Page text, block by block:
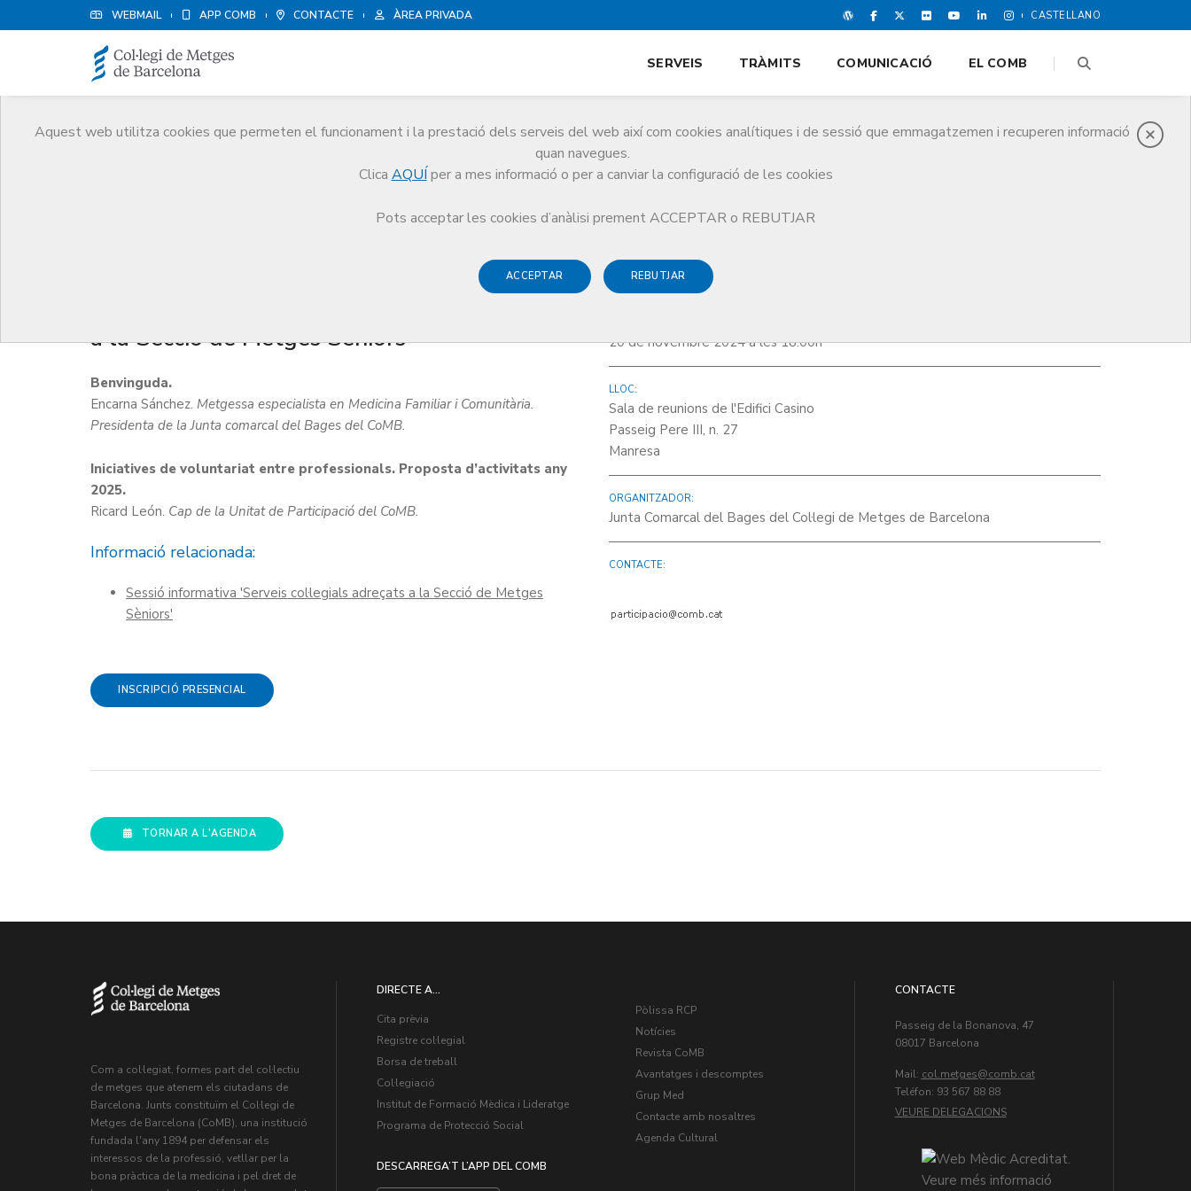
WEBMAIL APP COMB CONTACTE ÀREA PRIVADA CASTELLANO
Aquest web utilitza cookies que permeten el funcionament i la prestació dels serveis del web així com cookies analítiques i de sessió que emmagatzemen i recuperen informació
quan navegues.
Clica AQUÍ per a mes informació o per a canviar la configuració de les cookies
Pots acceptar les cookies d’anàlisi prement ACCEPTAR o REBUTJAR
ACCEPTAR REBUTJAR
SERVEIS TRÀMITS COMUNICACIÓ EL COMB
Sessió informativa 'Serveis col·legials adreçats a la Secció de Metges Sèniors'
a la Secció de Metges Sèniors'
Benvinguda.
Encarna Sánchez. Metgessa especialista en Medicina Familiar i Comunitària.
Presidenta de la Junta comarcal del Bages del CoMB.
Iniciatives de voluntariat entre professionals. Proposta d’activitats any
2025.
Ricard León. Cap de la Unitat de Participació del CoMB.
Informació relacionada:
Sessió informativa 'Serveis col·legials adreçats a la Secció de Metges
Sèniors'
INSCRIPCIÓ PRESENCIAL
20 de novembre 2024 a les 18:00h
LLOC:
Sala de reunions de l'Edifici Casino
Passeig Pere III, n. 27
Manresa
ORGANITZADOR:
Junta Comarcal del Bages del Col·legi de Metges de Barcelona
CONTACTE:
TORNAR A L'AGENDA
Com a col·legiat, formes part del col·lectiu
de metges que atenem els ciutadans de
Barcelona. Junts constituïm el Col·legi de
Metges de Barcelona (CoMB), una institució
fundada l'any 1894 per defensar els
interessos de la professió, vetllar per la
bona pràctica de la medicina i pel dret de
DIRECTE A...
Cita prèvia
Registre col·legial
Borsa de treball
Col·legiació
Institut de Formació Mèdica i Lideratge
Programa de Protecció Social
DESCARREGA’T L’APP DEL COMB
Pòlissa RCP
Notícies
Revista CoMB
Avantatges i descomptes
Grup Med
Contacte amb nosaltres
Agenda Cultural
CONTACTE
Passeig de la Bonanova, 47
08017 Barcelona
Mail: col.metges
Teléfon: 93 567 88 88
VEURE DELEGACIONS